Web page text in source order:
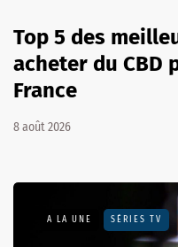
Top 5 des
acheter du CBD
France
8 août 2026
A LA UNE SÉRIES TV